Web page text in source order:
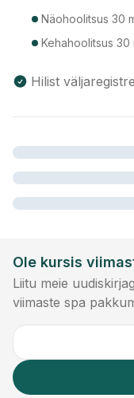
Näohoolitsus 30
Kehahoolitsus 30
Hilist
Ole kursis
Liitu meie
viimaste spa